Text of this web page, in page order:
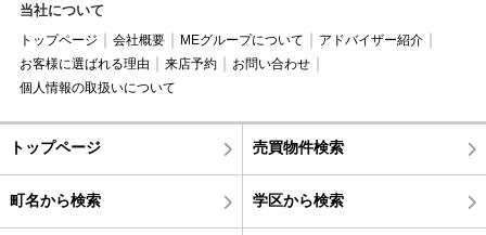
当社について
トップページ 会社概要 MEグループについて
アドバイザー紹介
お客様に選ばれる理由
来店予約
お問い合わせ
個人情報の取扱いについて
トップページ 売買物件検索
町名から検索 学区から検索